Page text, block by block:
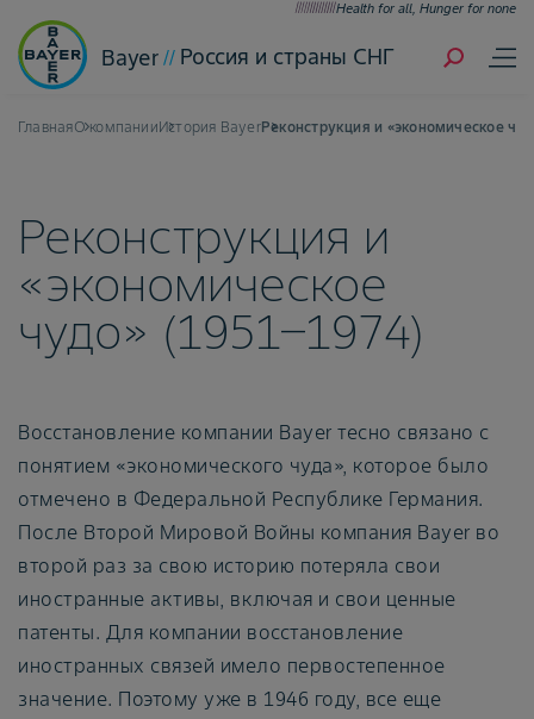
Health for all, Hunger for none
Bayer Россия и страны СНГ
ГлавнаяО компанииИстория BayerРеконструкция и «экономическое
Реконструкция и
«экономическое
чудо» (1951–1974)
Восстановление компании Bayer тесно связано с
понятием «экономического чуда», которое было
отмечено в Федеральной Республике Германия.
После Второй Мировой Войны компания Bayer во
второй раз за свою историю потеряла свои
иностранные активы, включая и свои ценные
патенты. Для компании восстановление
иностранных связей имело первостепенное
значение. Поэтому уже в 1946 году, все еще